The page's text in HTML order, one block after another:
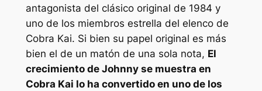
antagonista del clásico original de 1984 y
uno de los miembros estrella del elenco de
Cobra Kai. Si bien su papel original es más
bien el de un matón de una sola nota, El
crecimiento de Johnny se muestra en
Cobra Kai lo ha convertido en uno de los